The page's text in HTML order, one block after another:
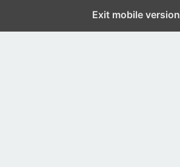
Exit mobile version